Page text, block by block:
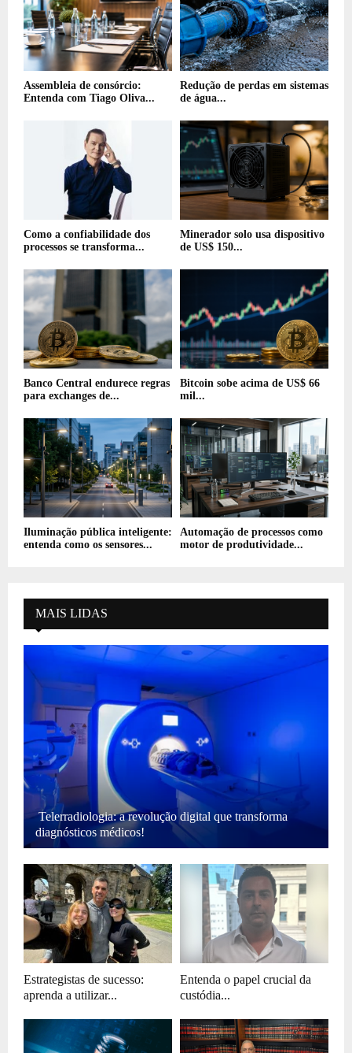
Assembleia de consórcio:
Entenda com Tiago Oliva...
Redução de perdas em sistemas
de água...
Como a confiabilidade dos
processos se transforma...
Minerador solo usa dispositivo
de US$ 150...
Banco Central endurece regras
para exchanges de...
Bitcoin sobe acima de US$ 66
mil...
Iluminação pública inteligente:
entenda como os sensores...
Automação de processos como
motor de produtividade...
MAIS LIDAS
Telerradiologia: a revolução digital que transforma
diagnósticos médicos!
Estrategistas de sucesso:
aprenda a utilizar...
Entenda o papel crucial da
custódia...